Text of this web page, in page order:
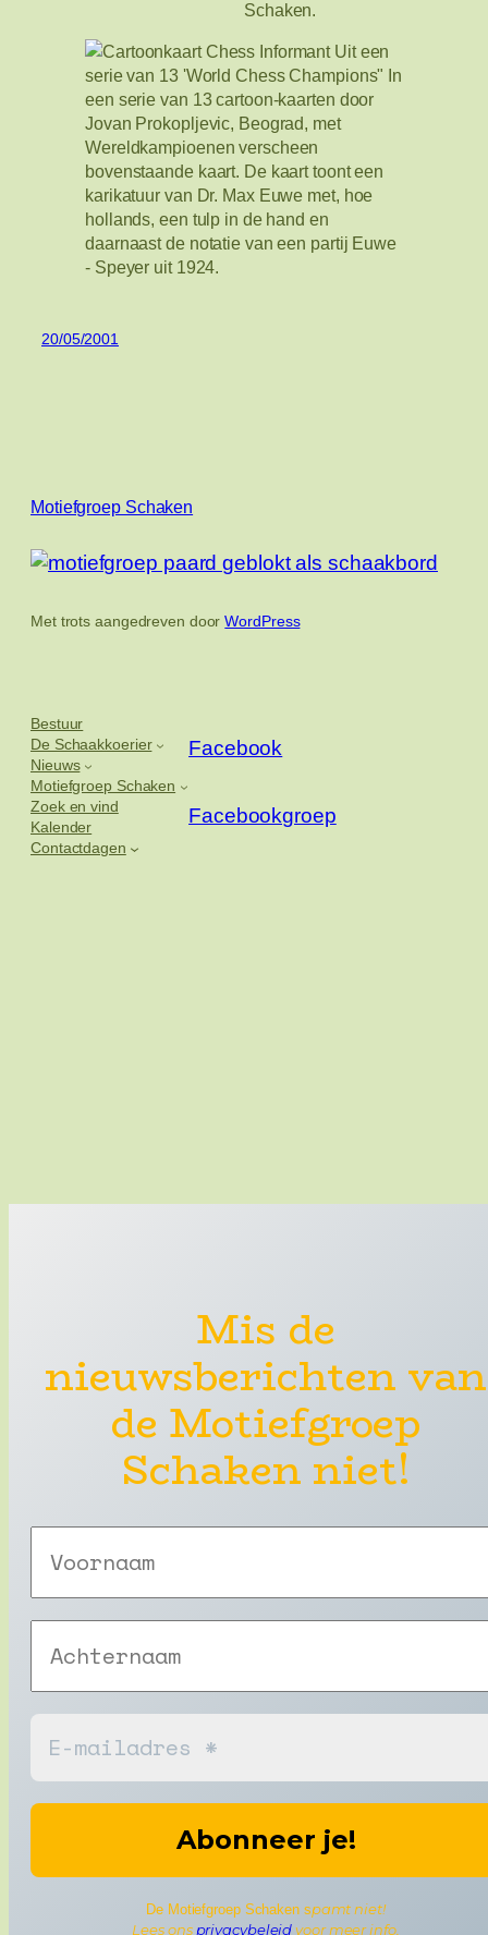
20/05/2001
Motiefgroep Schaken
Met trots aangedreven doorWordPress
Bestuur
De Schaakkoerier
Nieuws
Motiefgroep Schaken
Zoek en vind
Kalender
Contactdagen
Facebook
Facebookgroep
Mis de
nieuwsberichten van
de Motiefgroep
Schaken niet!
De Motiefgroep Schaken spamt niet!
Lees ons privacybeleidvoor meer info.